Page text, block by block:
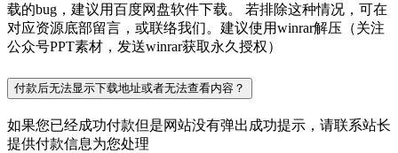
载的bug，建议用百度网盘软件下载。 若排除这种情况，可在
对应资源底部留言，或联络我们。建议使用winrar解压（关注
公众号PPT素材，发送winrar获取永久授权）
付款后无法显示下载地址或者无法查看内容？
如果您已经成功付款但是网站没有弹出成功提示，请联系站长
提供付款信息为您处理